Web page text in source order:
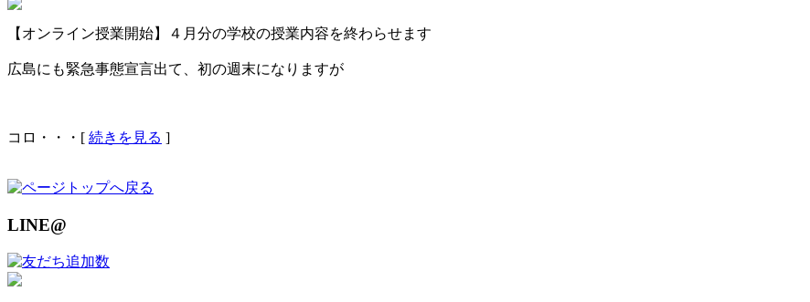
【オンライン授業開始】４月分の学校の授業内容を終わらせます
広島にも緊急事態宣言出て、初の週末になりますが
コロ・・・[ 続きを見る ]
LINE@